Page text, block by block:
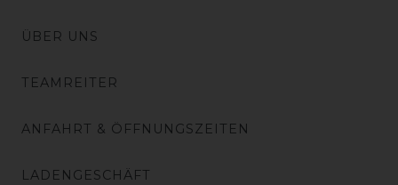
ÜBER UNS
TEAMREITER
ANFAHRT & ÖFFNUNGSZEITEN
LADENGESCHÄFT